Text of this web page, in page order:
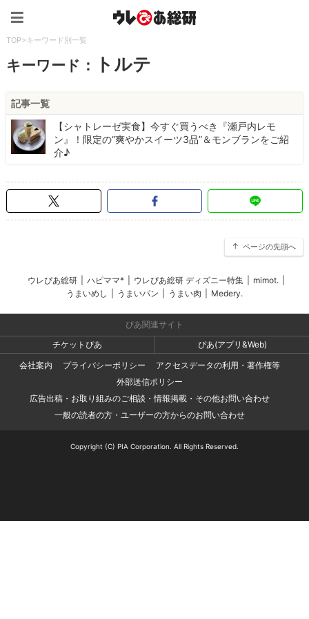
TOP>キーワード別一覧
キーワード： トルテ
記事一覧
【シャトレーゼ実食】今すぐ買うべき『瀬戸内レモ
ン』！限定の“爽やかスイーツ3品”＆モンブランをご紹
介♪
ページの先頭へ
ウレぴあ総研 ハピママ* ウレぴあ総研 ディズニー特集 mimot.
うまいめし
うまいパン うまい肉 Medery.
ぴあ関連サイト
チケットぴあ
ぴあ(アプリ&Web)
会社案内
プライバシーポリシー
アクセスデータの利用・著作権等
外部送信ポリシー
広告出稿・お取り組みのご相談・情報掲載・その他お問い合わせ
一般の読者の方・ユーザーの方からのお問い合わせ
Copyright (C) PIA Corporation. All Rights Reserved.